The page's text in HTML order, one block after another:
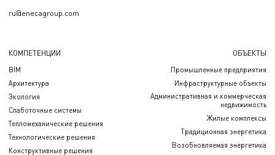
ru@enecagroup.com
КОМПЕТЕНЦИИ
BIM
Архитектура
Экология
Слаботочные системы
Тепломеханические решения
Технологические решения
Конструктивные решения
ОБЪЕКТЫ
Промышленные предприятия
Инфраструктурные объекты
Административная и коммерческая
недвижимость
Жилые комплексы
Традиционная энергетика
Возобновляемая энергетика